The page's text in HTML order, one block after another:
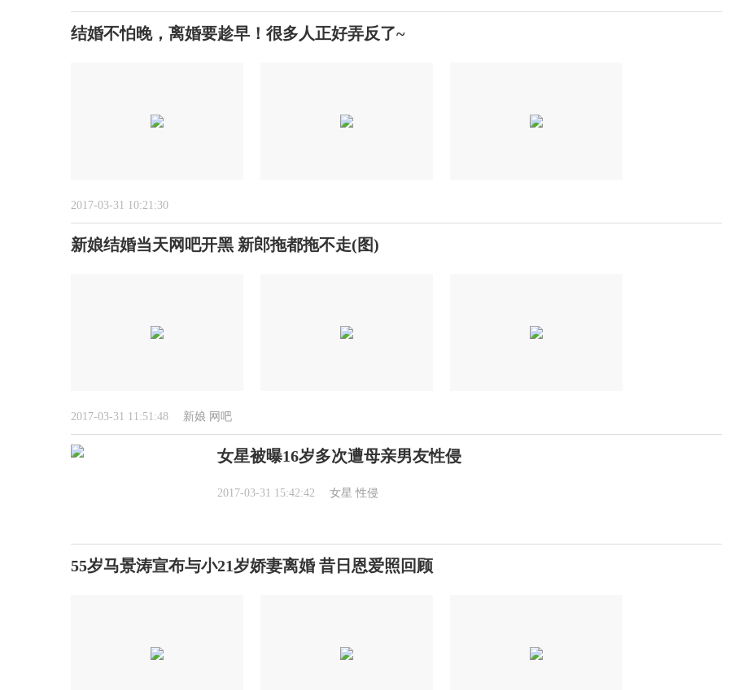
结婚不怕晚，离婚要趁早！很多人正好弄反了~
2017-03-31 10:21:30
新娘结婚当天网吧开黑 新郎拖都拖不走(图)
2017-03-31 11:51:48 新娘 网吧
女星被曝16岁多次遭母亲男友性侵
2017-03-31 15:42:42 女星 性侵
55岁马景涛宣布与小21岁娇妻离婚 昔日恩爱照回顾